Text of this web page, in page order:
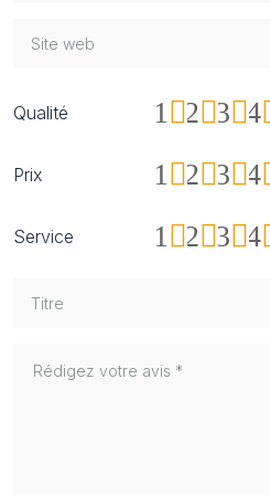
Qualité 4
3
2
1
Prix 4
3
2
1
Service 4
3
2
1